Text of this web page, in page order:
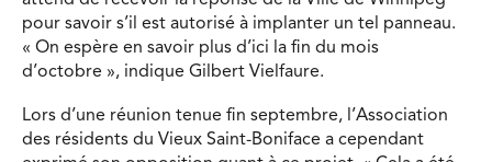
pour savoir s’il est autorisé à implanter un tel panneau.
« On espère en savoir plus d’ici la fin du mois
d’octobre », indique Gilbert Vielfaure.
Lors d’une réunion tenue fin septembre, l’Association
des résidents du Vieux Saint-Boniface a cependant